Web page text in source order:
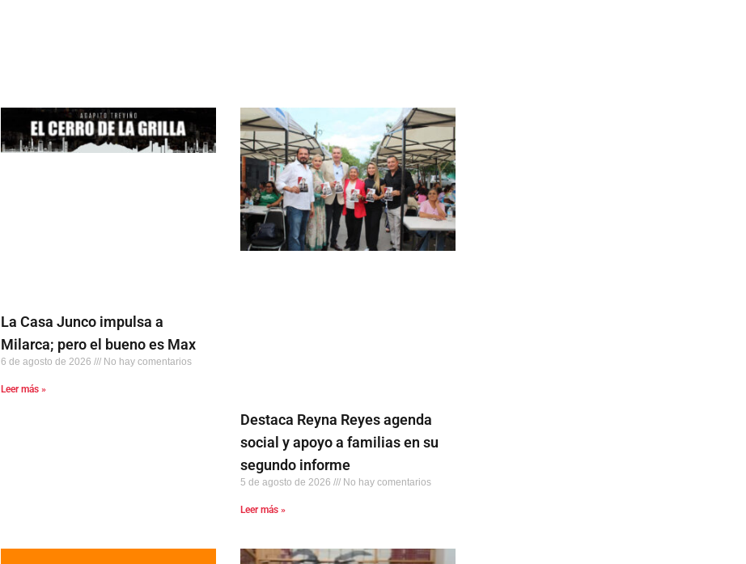
La Casa Junco impulsa a
Milarca; pero el bueno es Max
6 de agosto de 2026 No hay comentarios
Leer más »
Destaca Reyna Reyes agenda
social y apoyo a familias en su
segundo informe
5 de agosto de 2026 No hay comentarios
Leer más »